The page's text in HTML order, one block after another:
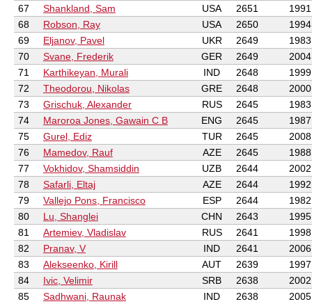
67
Shankland, Sam USA 2651
1991
68
Robson, Ray USA 2650
1994
69
Eljanov, Pavel UKR 2649
1983
70
Svane, Frederik GER 2649
2004
71
Karthikeyan, Murali IND 2648
1999
72
Theodorou, Nikolas GRE 2648
2000
73
Grischuk, Alexander RUS 2645
1983
74
Maroroa Jones, Gawain C B ENG 2645
1987
75
Gurel, Ediz TUR 2645
2008
76
Mamedov, Rauf AZE 2645
1988
77
Vokhidov, Shamsiddin UZB 2644
2002
78
Safarli, Eltaj AZE 2644
1992
79
Vallejo Pons, Francisco ESP 2644
1982
80
Lu, Shanglei CHN 2643
1995
81
Artemiev, Vladislav RUS 2641
1998
82
Pranav, V IND 2641
2006
83
Alekseenko, Kirill AUT 2639
1997
84
Ivic, Velimir SRB 2638
2002
85
Sadhwani, Raunak IND 2638 2005